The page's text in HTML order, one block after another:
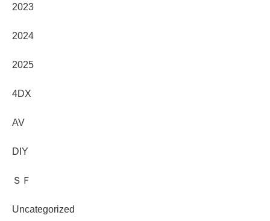
2023
2024
2025
4DX
AV
DIY
ＳＦ
Uncategorized